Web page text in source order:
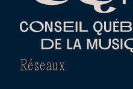
Réseaux